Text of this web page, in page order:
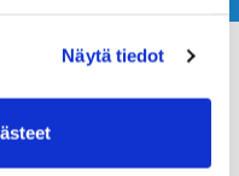
Näytä tiedot